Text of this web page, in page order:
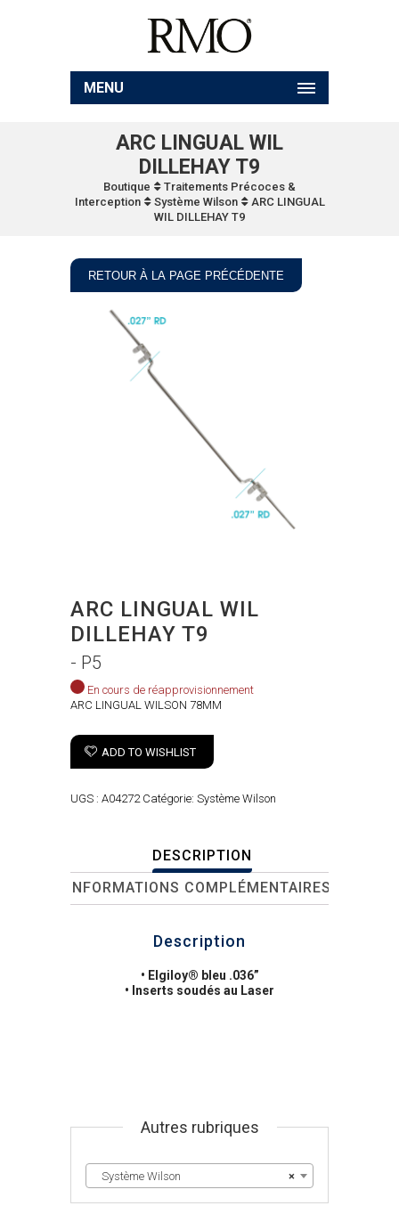
MENU
ARC LINGUAL WIL
DILLEHAY T9
Boutique
Traitements Précoces &
Interception
Système Wilson
ARC LINGUAL
WIL DILLEHAY T9
RETOUR À LA PAGE PRÉCÉDENTE
ARC LINGUAL WIL
DILLEHAY T9
- P5
En cours de réapprovisionnement
ARC LINGUAL WILSON 78MM
ADD TO WISHLIST
UGS : A04272 Catégorie: Système Wilson
DESCRIPTION
INFORMATIONS COMPLÉMENTAIRES
Description
• Elgiloy® bleu .036”
• Inserts soudés au Laser
Autres rubriques
×
Système Wilson